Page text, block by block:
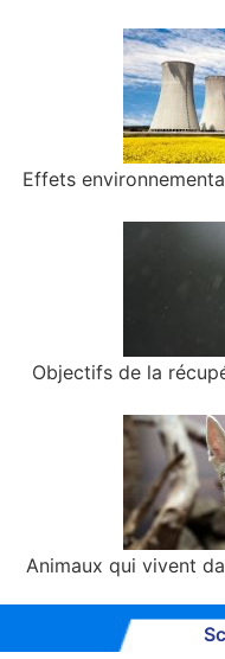
Effets
Objectifs de la
Animaux qui vivent